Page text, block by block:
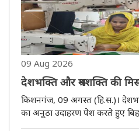
09 Aug 2026
देशभक्ति और श्रमशक्ति की
तैयार कर रहीं 28 हजार तिरंगे
किशनगंज, 09 अगस्त (हि.स.)।
का अनूठा उदाहरण पेश करते हुए